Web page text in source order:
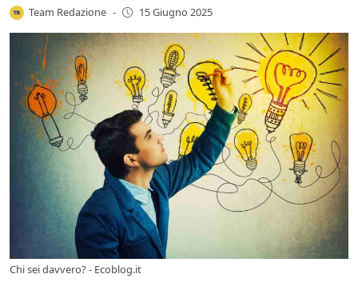
Team Redazione - 15 Giugno 2025
Chi sei davvero? - Ecoblog.it